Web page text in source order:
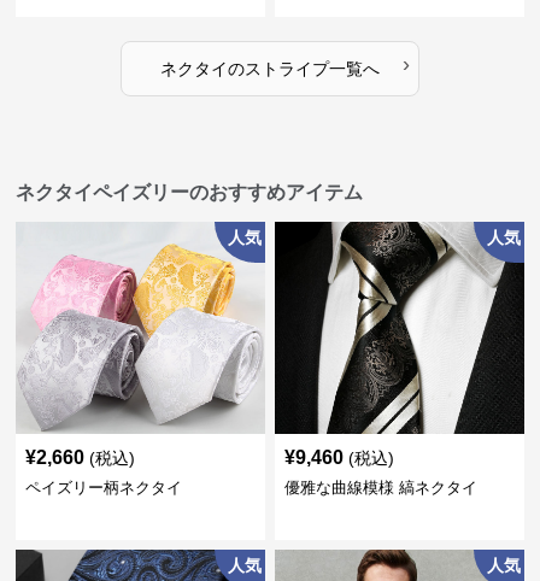
ネクタイのストライプ一覧へ ›
ネクタイペイズリーのおすすめアイテム
人気
¥2,660 (税込)
ペイズリー柄ネクタイ
人気
¥9,460 (税込)
優雅な曲線模様 縞ネクタイ
人気 人気